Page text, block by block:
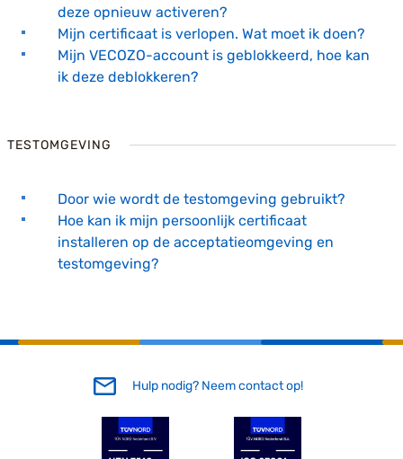
deze opnieuw activeren?
Mijn certificaat is verlopen. Wat moet ik doen?
Mijn VECOZO-account is geblokkeerd, hoe kan
ik deze deblokkeren?
TESTOMGEVING
Door wie wordt de testomgeving gebruikt?
Hoe kan ik mijn persoonlijk certificaat
installeren op de acceptatieomgeving en
testomgeving?
Hulp nodig? Neem contact op!